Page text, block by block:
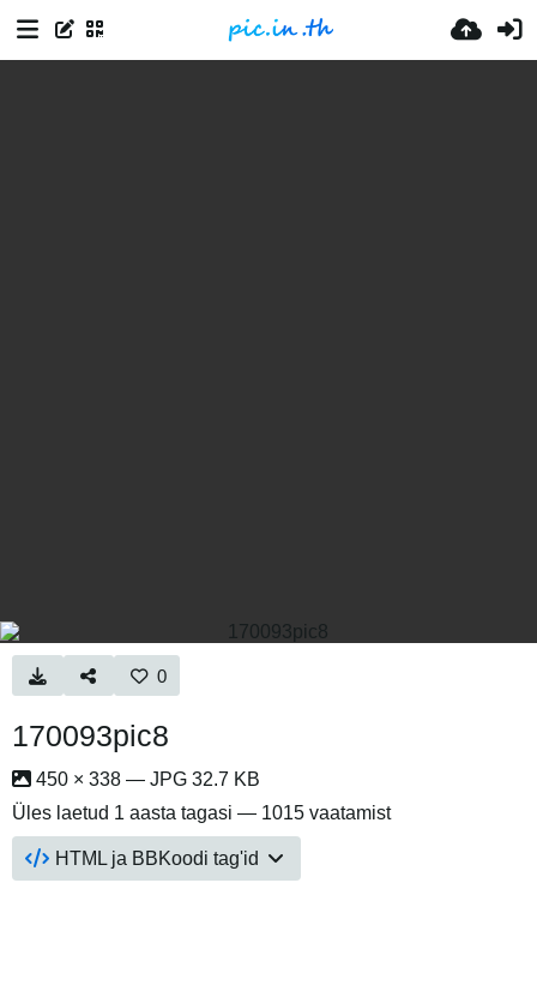
0
170093pic8
450 × 338 — JPG 32.7 KB
Üles laetud 1 aasta tagasi — 1015 vaatamist
HTML ja BBKoodi tag'id